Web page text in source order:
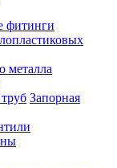
фитинги
металла
Запорная